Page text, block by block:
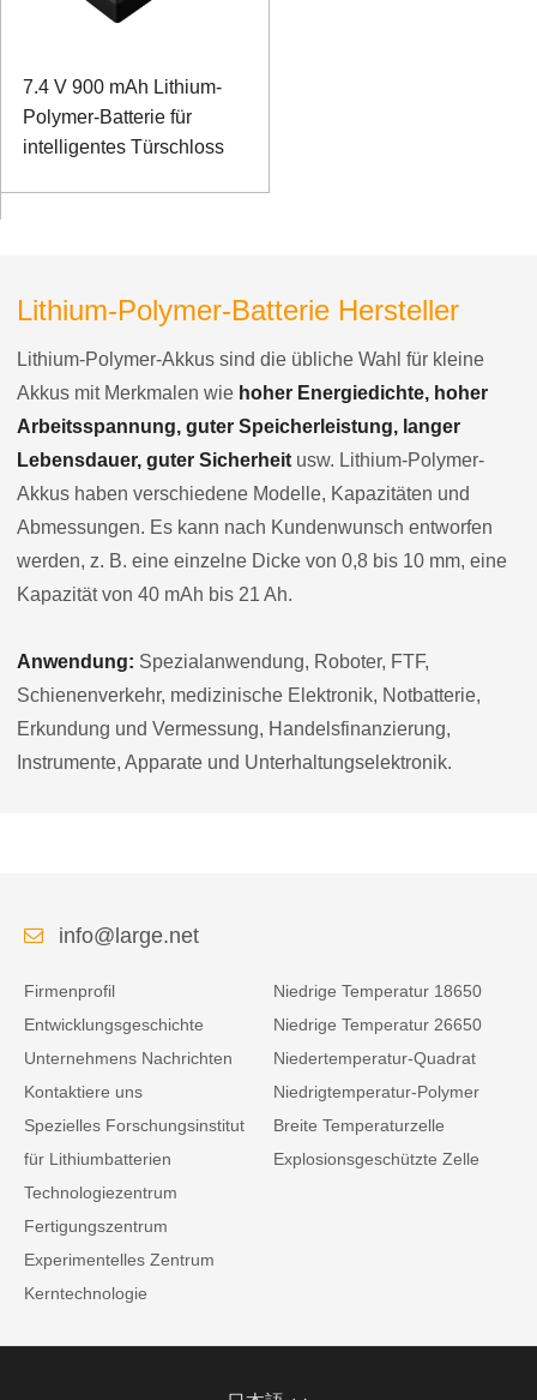
7.4 V 900 mAh Lithium-
Polymer-Batterie für
intelligentes Türschloss
Lithium-Polymer-Batterie Hersteller
Lithium-Polymer-Akkus sind die übliche Wahl für kleine
Akkus mit Merkmalen wie hoher Energiedichte, hoher
Arbeitsspannung, guter Speicherleistung, langer
Lebensdauer, guter Sicherheit usw. Lithium-Polymer-
Akkus haben verschiedene Modelle, Kapazitäten und
Abmessungen. Es kann nach Kundenwunsch entworfen
werden, z. B. eine einzelne Dicke von 0,8 bis 10 mm, eine
Kapazität von 40 mAh bis 21 Ah.
Anwendung: Spezialanwendung, Roboter, FTF,
Schienenverkehr, medizinische Elektronik, Notbatterie,
Erkundung und Vermessung, Handelsfinanzierung,
Instrumente, Apparate und Unterhaltungselektronik.
info@large.net
Firmenprofil
Entwicklungsgeschichte
Unternehmens Nachrichten
Kontaktiere uns
Spezielles Forschungsinstitut
für Lithiumbatterien
Technologiezentrum
Fertigungszentrum
Experimentelles Zentrum
Kerntechnologie
Niedrige Temperatur 18650
Niedrige Temperatur 26650
Niedertemperatur-Quadrat
Niedrigtemperatur-Polymer
Breite Temperaturzelle
Explosionsgeschützte Zelle